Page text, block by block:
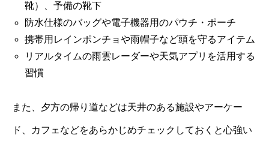
靴）、予備の靴下
防水仕様のバッグや電子機器用のパウチ・ポーチ
携帯用レインポンチョや雨帽子など頭を守るアイテム
リアルタイムの雨雲レーダーや天気アプリを活用する
習慣
また、夕方の帰り道などは天井のある施設やアーケー
ド、カフェなどをあらかじめチェックしておくと心強い